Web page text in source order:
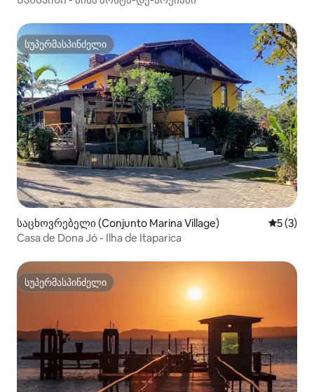
სუპერმასპინძელი
სუპერმასპინძელი
საცხოვრებელი (Conjunto Marina Village)
5 (3)
Casa de Dona Jó - Ilha de Itaparica
სუპერმასპინძელი
სუპერმასპინძელი